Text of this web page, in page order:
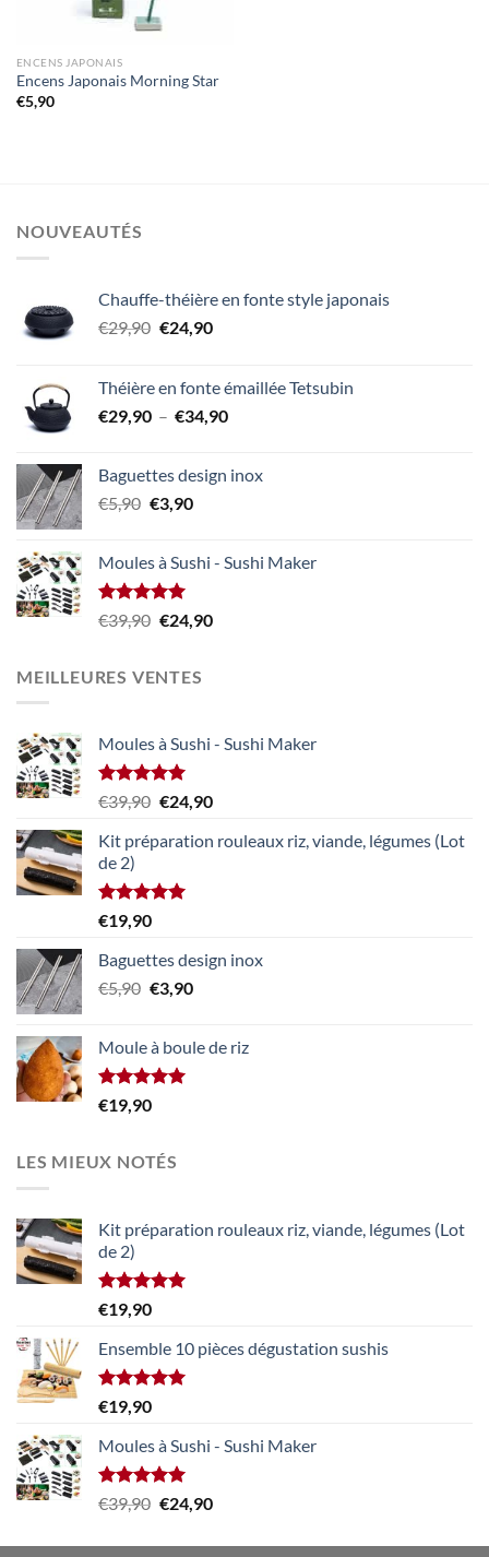
ENCENS JAPONAIS
Encens Japonais Morning Star
€5,90
NOUVEAUTÉS
Chauffe-théière en fonte style japonais
€29,90 Le
était :
€29,90.
€24,90Le
est :
€24,90.
Théière en fonte émaillée Tetsubin
€29,90 – €34,90Plage
€29,90
Baguettes design inox
€5,90 Le
était :
€5,90.
€3,90Le
est :
Moules à Sushi - Sushi Maker
Note5.00
sur 5
€39,90 Le
était :
€24,90Le
MEILLEURES VENTES
Moules à Sushi - Sushi Maker
Note5.00
sur 5
€39,90 Le
initial
€39,90.
€24,90Le
actuel
Kit préparation rouleaux riz, viande, légumes (Lot
de 2)
Note5.00
sur 5
€19,90
Baguettes design inox
€5,90 Le
était :
€5,90.
€3,90Le
est :
Moule à boule de riz
Note5.00
sur 5
€19,90
LES MIEUX NOTÉS
Kit préparation rouleaux riz, viande, légumes (Lot
de 2)
Note5.00
sur 5
€19,90
Ensemble 10 pièces dégustation sushis
Note5.00
sur 5
€19,90
Moules à Sushi - Sushi Maker
Note5.00
sur 5
€39,90 Le
initial
€24,90Le
actuel